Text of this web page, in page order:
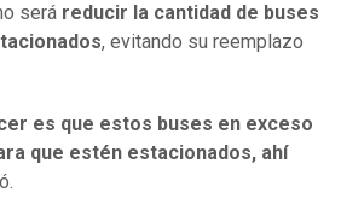
será reducir la cantidad de buses
, evitando su reemplazo
es que estos buses en exceso
que estén estacionados, ahí